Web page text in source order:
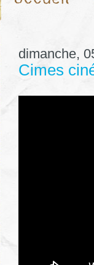
dimanche,
Cimes